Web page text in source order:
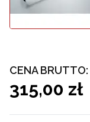
CENA BRUTTO:
315,00 zł